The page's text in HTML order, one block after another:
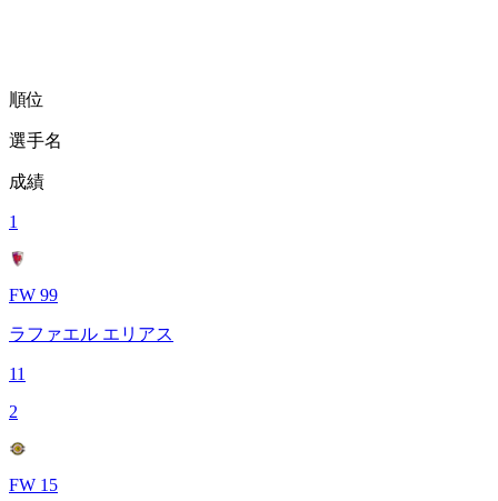
順位
選手名
成績
1
FW 99
ラファエル エリアス
11
2
FW 15